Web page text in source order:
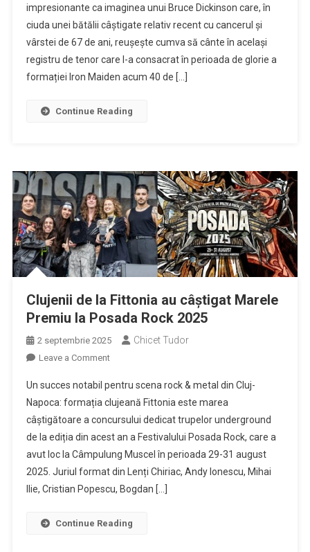
Maiden
–
Sfârșitul
sau
impresionante ca imaginea unui Bruce Dickinson care, în
ciuda unei bătălii câștigate relativ recent cu cancerul și
vârstei de 67 de ani, reușește cumva să cânte în același
registru de tenor care l-a consacrat în perioada de glorie a
formației Iron Maiden acum 40 de […]
Continue Reading
Clujenii de la Fittonia au câștigat Marele
Premiu la Posada Rock 2025
2 septembrie 2025 Chicet Tudor
Leave a Commenton
de
la
Fittonia
au
câștigat
Marele
Premiu
Un succes notabil pentru scena rock & metal din Cluj-
Napoca: formația clujeană Fittonia este marea
câștigătoare a concursului dedicat trupelor underground
de la ediția din acest an a Festivalului Posada Rock, care a
avut loc la Câmpulung Muscel în perioada 29-31 august
2025. Juriul format din Lenți Chiriac, Andy Ionescu, Mihai
Ilie, Cristian Popescu, Bogdan […]
Continue Reading